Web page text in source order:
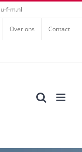
f-m.nl
Over ons Contact